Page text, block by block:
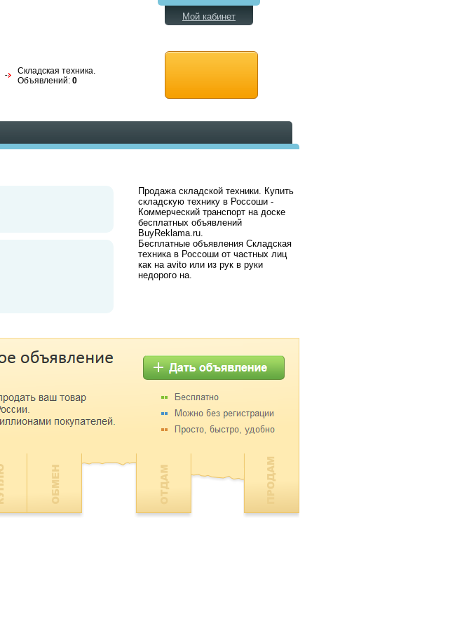
Складская техника.
Объявлений: 0
Мой кабинет
Продажа складской техники. Купить
складскую технику в Россоши -
Коммерческий транспорт на доске
бесплатных объявлений
BuyReklama.ru.
Бесплатные объявления Складская
техника в Россоши от частных лиц
как на avito или из рук в руки
недорого на.